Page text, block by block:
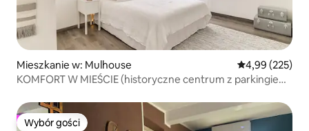
Mieszkanie w: Mulhouse Średnia
4,99 (225)
KOMFORT W MIEŚCIE (historyczne centrum z parkingiem
Wybór gości